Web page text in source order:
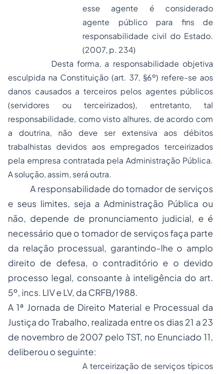
esse agente é considerado
agente público para fins de
responsabilidade civil do Estado.
(2007, p. 234)
Desta forma, a responsabilidade objetiva
esculpida na Constituição (art. 37, §6º) refere-se aos
danos causados a terceiros pelos agentes públicos
(servidores ou terceirizados), entretanto, tal
responsabilidade, como visto alhures, de acordo com
a doutrina, não deve ser extensiva aos débitos
trabalhistas devidos aos empregados terceirizados
pela empresa contratada pela Administração Pública.
A solução, assim, será outra.
A responsabilidade do tomador de serviços
e seus limites, seja a Administração Pública ou
não, depende de pronunciamento judicial, e é
necessário que o tomador de serviços faça parte
da relação processual, garantindo-lhe o amplo
direito de defesa, o contraditório e o devido
processo legal, consoante à inteligência do art.
5º, incs. LIV e LV, da CRFB/1988.
A 1ª Jornada de Direito Material e Processual da
Justiça do Trabalho, realizada entre os dias 21 a 23
de novembro de 2007 pelo TST, no Enunciado 11,
deliberou o seguinte:
A terceirização de serviços típicos